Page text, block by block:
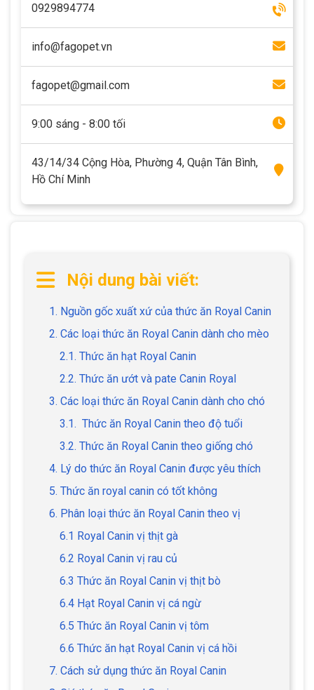
Nội dung bài viết:
1. Nguồn gốc xuất xứ của thức ăn Royal Canin
2. Các loại thức ăn Royal Canin dành cho mèo
2.1. Thức ăn hạt Royal Canin
2.2. Thức ăn ướt và pate Canin Royal
3. Các loại thức ăn Royal Canin dành cho chó
3.1. Thức ăn Royal Canin theo độ tuổi
3.2. Thức ăn Royal Canin theo giống chó
4. Lý do thức ăn Royal Canin được yêu thích
5. Thức ăn royal canin có tốt không
6. Phân loại thức ăn Royal Canin theo vị
6.1 Royal Canin vị thịt gà
6.2 Royal Canin vị rau củ
6.3 Thức ăn Royal Canin vị thịt bò
6.4 Hạt Royal Canin vị cá ngừ
6.5 Thức ăn Royal Canin vị tôm
6.6 Thức ăn hạt Royal Canin vị cá hồi
7. Cách sử dụng thức ăn Royal Canin
0929894774
info@fagopet.vn
fagopet@gmail.com
9:00 sáng - 8:00 tối
43/14/34 Cộng Hòa, Phường 4, Quận Tân Bình,
Hồ Chí Minh